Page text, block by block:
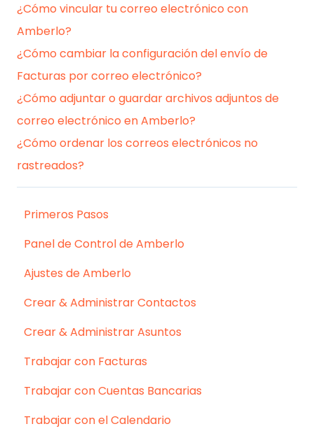
¿Cómo vincular tu correo electrónico con
Amberlo?
¿Cómo cambiar la configuración del envío de
Facturas por correo electrónico?
¿Cómo adjuntar o guardar archivos adjuntos de
correo electrónico en Amberlo?
¿Cómo ordenar los correos electrónicos no
rastreados?
Primeros Pasos
Panel de Control de Amberlo
Ajustes de Amberlo
Crear & Administrar Contactos
Crear & Administrar Asuntos
Trabajar con Facturas
Trabajar con Cuentas Bancarias
Trabajar con el Calendario